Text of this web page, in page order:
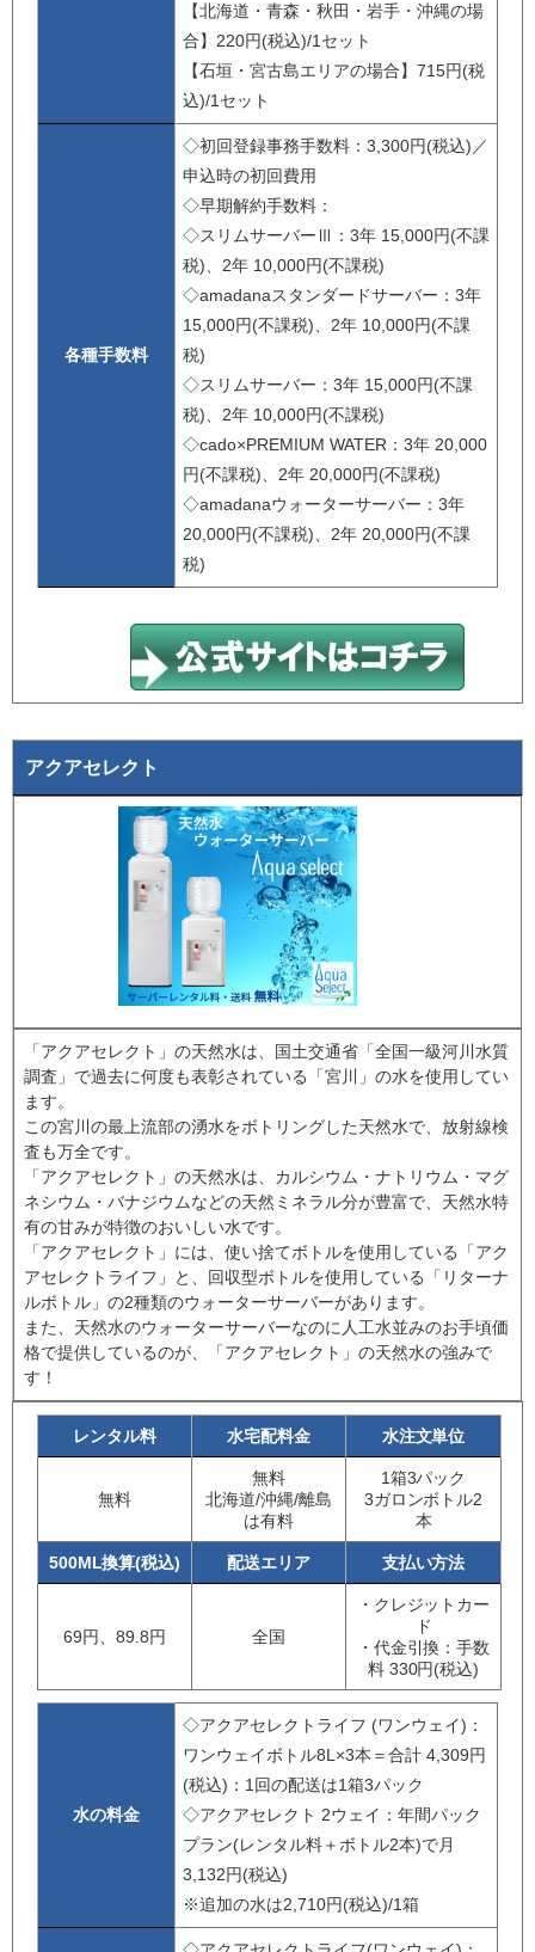
【北海道・青森・秋田・岩手・沖縄の場
合】220円(税込)/1セット
【石垣・宮古島エリアの場合】715円(税
込)/1セット
各種手数料
◇初回登録事務手数料：3,300円(税込)／
申込時の初回費用
◇早期解約手数料：
◇スリムサーバーⅢ：3年 15,000円(不課
税)、2年 10,000円(不課税)
◇amadanaスタンダードサーバー：3年
15,000円(不課税)、2年 10,000円(不課
税)
◇スリムサーバー：3年 15,000円(不課
税)、2年 10,000円(不課税)
◇cado×PREMIUM WATER：3年 20,000
円(不課税)、2年 20,000円(不課税)
◇amadanaウォーターサーバー：3年
20,000円(不課税)、2年 20,000円(不課
税)
アクアセレクト
「アクアセレクト」の天然水は、国土交通省「全国一級河川水質
調査」で過去に何度も表彰されている「宮川」の水を使用してい
ます。
この宮川の最上流部の湧水をボトリングした天然水で、放射線検
査も万全です。
「アクアセレクト」の天然水は、カルシウム・ナトリウム・マグ
ネシウム・バナジウムなどの天然ミネラル分が豊富で、天然水特
有の甘みが特徴のおいしい水です。
「アクアセレクト」には、使い捨てボトルを使用している「アク
アセレクトライフ」と、回収型ボトルを使用している「リターナ
ルボトル」の2種類のウォーターサーバーがあります。
また、天然水のウォーターサーバーなのに人工水並みのお手頃価
格で提供しているのが、「アクアセレクト」の天然水の強みで
す！
レンタル料 水宅配料金 水注文単位
無料
無料
北海道/沖縄/離島
は有料
1箱3パック
3ガロンボトル2
本
500ML換算(税込) 配送エリア 支払い方法
69円、89.8円 全国
・クレジットカー
ド
・代金引換：手数
料 330円(税込)
水の料金
◇アクアセレクトライフ (ワンウェイ)：
ワンウェイボトル8L×3本＝合計 4,309円
(税込)：1回の配送は1箱3パック
◇アクアセレクト 2ウェイ：年間パック
プラン(レンタル料＋ボトル2本)で月
3,132円(税込)
※追加の水は2,710円(税込)/1箱